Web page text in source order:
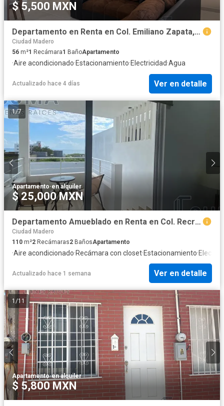
$ 5,500 MXN
Departamento en Renta en Col. Emiliano Zapata, Madero Tamaulipas.
Ciudad Madero
56 m²1 Recámara1 BañoApartamento
·Aire acondicionado·Estacionamiento·Electricidad·Agua
Actualizado hace 4 días Ver en detalle
1/7
Apartamento·en alquiler
$ 25,000 MXN
Departamento Amueblado en Renta en Col. Recreativo, Madero Tamaulipas.
Ciudad Madero
110 m²2 Recámaras2 BañosApartamento
·Aire acondicionado·Recámara con closet·Estacionamiento·
Actualizado hace 1 semana Ver en detalle
1 /11
Apartamento·en alquiler
$ 5,800 MXN